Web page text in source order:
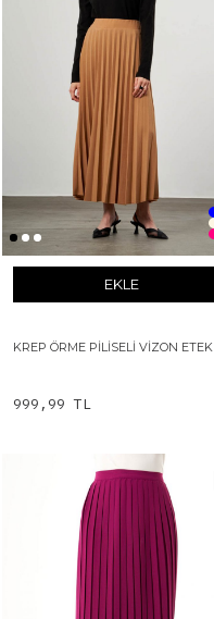
EKLE
KREP ÖRME PILISELI VIZON ETEK
999,99 TL